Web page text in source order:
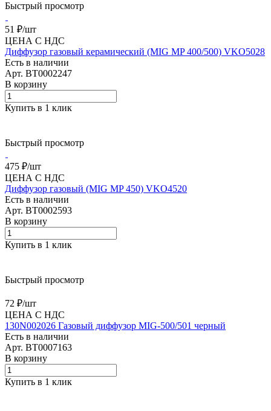
Быстрый просмотр
51 ₽/шт
ЦЕНА С НДС
Диффузор газовый керамический (MIG MP 400/500) VKO5028
Есть в наличии
Арт. BT0002247
В корзину
Купить в 1 клик
Быстрый просмотр
475 ₽/шт
ЦЕНА С НДС
Диффузор газовый (MIG MP 450) VKO4520
Есть в наличии
Арт. BT0002593
В корзину
Купить в 1 клик
Быстрый просмотр
72 ₽/шт
ЦЕНА С НДС
130N002026 Газовый диффузор MIG-500/501 черный
Есть в наличии
Арт. BT0007163
В корзину
Купить в 1 клик